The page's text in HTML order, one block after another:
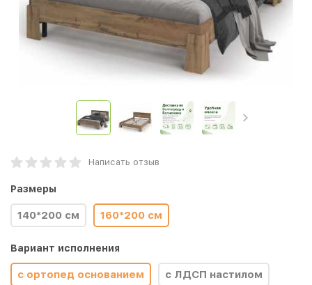
Написать отзыв
Размеры
140*200 см 160*200 см
Вариант исполнения
с ортопед основанием с ЛДСП настилом